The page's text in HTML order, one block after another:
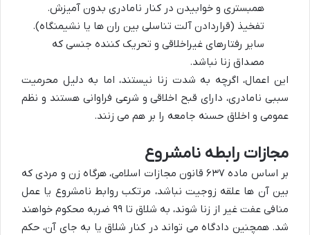
همبستری و خوابیدن در کنار نامادری بدون آمیزش.
تفخیذ (قراردادن آلت تناسلی بین ران ها یا نشیمنگاه).
سایر رفتارهای غیراخلاقی و تحریک کننده جنسی که
مصداق زنا نباشد.
این اعمال، اگرچه به شدت زنا نیستند، اما به دلیل محرمیت
سببی نامادری، دارای قبح اخلاقی و شرعی فراوانی هستند و نظم
عمومی و اخلاق حسنه جامعه را بر هم می زنند.
مجازات رابطه نامشروع
بر اساس ماده ۶۳۷ قانون مجازات اسلامی، هرگاه زن و مردی که
بین آن ها علقه زوجیت نباشد، مرتکب روابط نامشروع یا عمل
منافی عفت غیر از زنا شوند، به شلاق تا ۹۹ ضربه محکوم خواهند
شد. همچنین دادگاه می تواند در کنار شلاق یا به جای آن، حکم